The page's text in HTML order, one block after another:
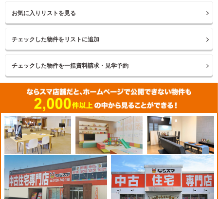
お気に入りリストを見る